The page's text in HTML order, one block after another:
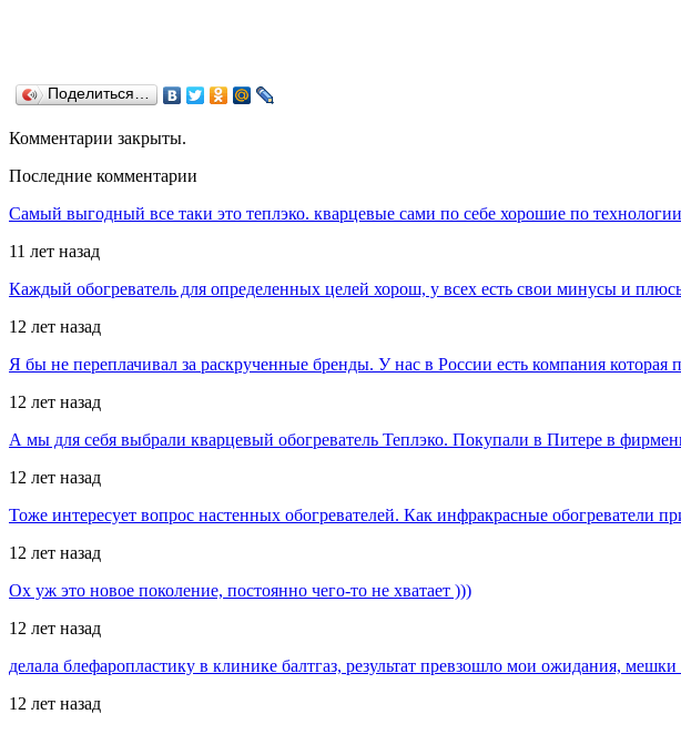
Поделиться…
Комментарии закрыты.
Последние комментарии
Самый выгодный все таки это теплэко. кварцевые сами по себе хорошие по
11 лет назад
Каждый обогреватель для определенных целей хорош, у всех есть свои минусы и
12 лет назад
Я бы не переплачивал за раскрученные бренды. У нас в России есть компания
12 лет назад
А мы для себя выбрали кварцевый обогреватель Теплэко. Покупали в Питере в
12 лет назад
Тоже интересует вопрос настенных обогревателей. Как инфракрасные обогреватели
12 лет назад
Ох уж это новое поколение, постоянно чего-то не хватает )))
12 лет назад
делала блефаропластику в клинике балтгаз, результат превзошло мои ожидания,
12 лет назад